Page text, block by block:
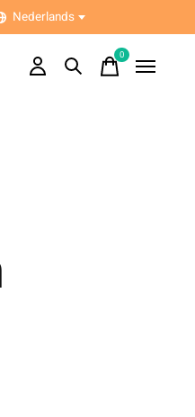
Nederlands
0items